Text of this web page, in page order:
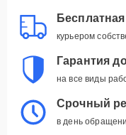
курьером
Гарантия
на все виды
Срочный
в день